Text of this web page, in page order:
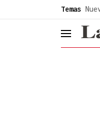
Temas